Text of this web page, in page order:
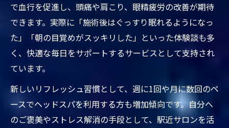
で血行を促進し、頭痛や肩こり、眼精疲労の改善が期待
できます。実際に「施術後はぐっすり眠れるようになっ
た」「朝の目覚めがスッキリした」といった体験談も多
く、快適な毎日をサポートするサービスとして支持され
ています。
新しいリフレッシュ習慣として、週に1回や月に数回のペ
ースでヘッドスパを利用する方も増加傾向です。自分へ
のご褒美やストレス解消の手段として、駅近サロンを活